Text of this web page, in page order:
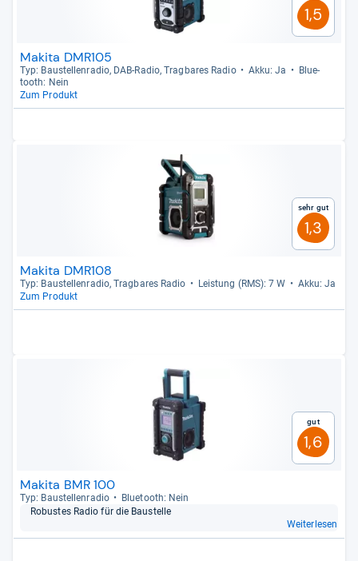
1,5
Makita DMR105
Typ: Bau­stel­len­ra­dio, DAB-​Radio, Trag­ba­res Radio Akku: Ja
Blue­
tooth: Nein
Zum Produkt
Sehr gut
1,3
Makita DMR108
Typ: Bau­stel­len­ra­dio, Trag­ba­res Radio Leis­tung (RMS): 7 W
Akku: Ja
Zum Produkt
Gut
1,6
Makita BMR 100
Typ: Bau­stel­len­ra­dio
Blue­tooth: Nein
Robus­tes Radio für die Bau­stelle
Weiterlesen